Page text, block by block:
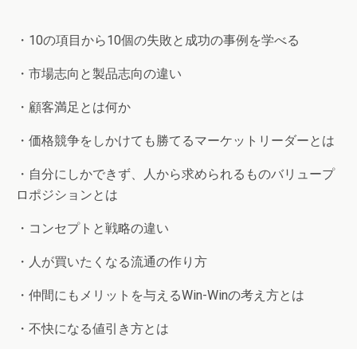
・10の項目から10個の失敗と成功の事例を学べる
・市場志向と製品志向の違い
・顧客満足とは何か
・価格競争をしかけても勝てるマーケットリーダーとは
・自分にしかできず、人から求められるものバリュープ
ロポジションとは
・コンセプトと戦略の違い
・人が買いたくなる流通の作り方
・仲間にもメリットを与えるWin-Winの考え方とは
・不快になる値引き方とは